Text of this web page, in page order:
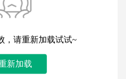
，请重新加载试试~
新加载